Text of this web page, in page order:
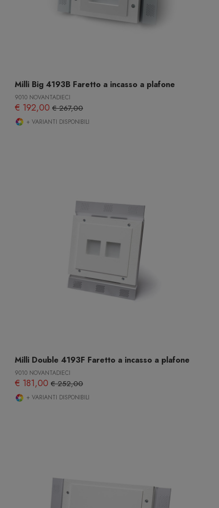
Milli Big 4193B Faretto a incasso a plafone
9010 NOVANTADIECI
€ 192,00 € 267,00
+ VARIANTI DISPONIBILI
Milli Double 4193F Faretto a incasso a plafone
9010 NOVANTADIECI
€ 181,00 € 252,00
+ VARIANTI DISPONIBILI